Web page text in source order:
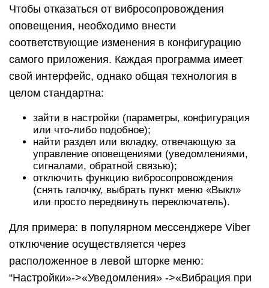
Чтобы отказаться от вибросопровождения
оповещения, необходимо внести
соответствующие изменения в конфигурацию
самого приложения. Каждая программа имеет
свой интерфейс, однако общая технология в
целом стандартна:
зайти в настройки (параметры, конфигурация
или что-либо подобное);
найти раздел или вкладку, отвечающую за
управление оповещениями (уведомлениями,
сигналами, обратной связью);
отключить функцию вибросопровождения
(снять галочку, выбрать пункт меню «Выкл»
или просто передвинуть переключатель).
Для примера: в популярном меcсенджере Viber
отключение осуществляется через
расположенное в левой шторке меню:
“Настройки»->«Уведомления» ->«Вибрация при